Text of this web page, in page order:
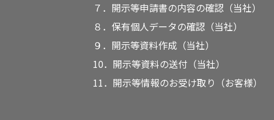
７．開示等申請書の内容の確認（当社）
８．保有個人データの確認（当社）
９．開示等資料作成（当社）
10．開示等資料の送付（当社）
11．開示等情報のお受け取り（お客様）